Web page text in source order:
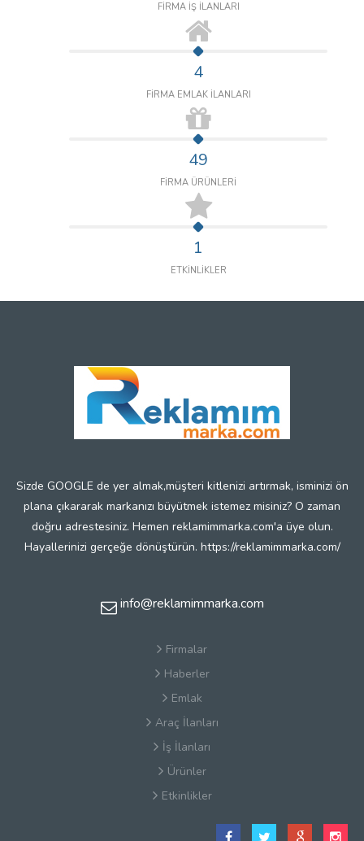
FİRMA İŞ İLANLARI
4
FİRMA EMLAK İLANLARI
49
FİRMA ÜRÜNLERİ
1
ETKİNLİKLER
Sizde GOOGLE de yer almak,müşteri kitlenizi artırmak, isminizi ön
plana çıkararak markanızı büyütmek istemez misiniz? O zaman
doğru adrestesiniz. Hemen reklamimmarka.com'a üye olun.
Hayallerinizi gerçeğe dönüştürün. https://reklamimmarka.com/
info@reklamimmarka.com
Firmalar
Haberler
Emlak
Araç İlanları
İş İlanları
Ürünler
Etkinlikler
Satış Sözleşmesi